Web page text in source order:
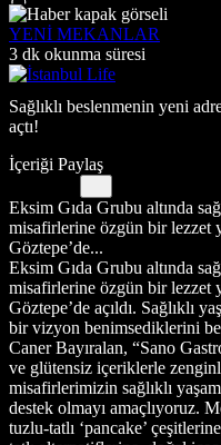
YENİ MEKANLAR
3 dk okunma süresi
Sağlıklı beslenmenin yeni
açtı!
İçeriği Paylaş
Eksim Gıda Grubu altında
misafirlerine özgün bir lezzet
Göztepe’de...
Eksim Gıda Grubu altında
misafirlerine özgün bir lezzet
Göztepe’de açıldı. Sağlıklı
bir vizyon benimsediklerini
Caner Bayıralan, “Sano
ve glütensiz içeriklerle
misafirlerimizin sağlıklı
destek olmayı amaçlıyoruz.
tuzlu-tatlı ‘pancake’